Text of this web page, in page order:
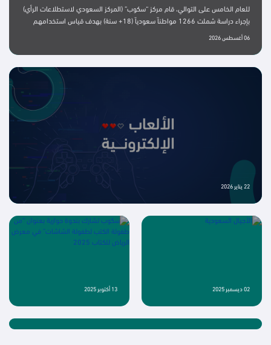
للعام الخامس على التوالي، قام مركز “سكوب” (المركز السعودي لاستطلاعات الرأي)
بإجراء دراسة شملت 1266 مواطناً سعودياً (18+ سنة) بهدف قياس استخدامهم
وتفضيلاتهم لتطبيقات وسائل التواصل الاجتماعي. المحاور الرئيسية: أهم النتائج:بعد
معاكسًا خلال العامين الأخيرين، تمثل في تراجع نسب الاستخدام بدرجات متفاوتة،
ويظهر هذا التراجع بوضوح أكبر في يوتيوب، يليه تيليجرام ومنصة X، بينما حافظت
منصات مثل واتساب وسناب شات على مستويات استخدام مرتفعة رغم انخفاضها
النسبي. وتشير هذه النتائج إلى أن المستخدمين قد أصبحوا أكثر انتقائية في ...
06 أغسطس 2026
22 يناير 2026
02 ديسمبر 2025 13 أكتوبر 2025